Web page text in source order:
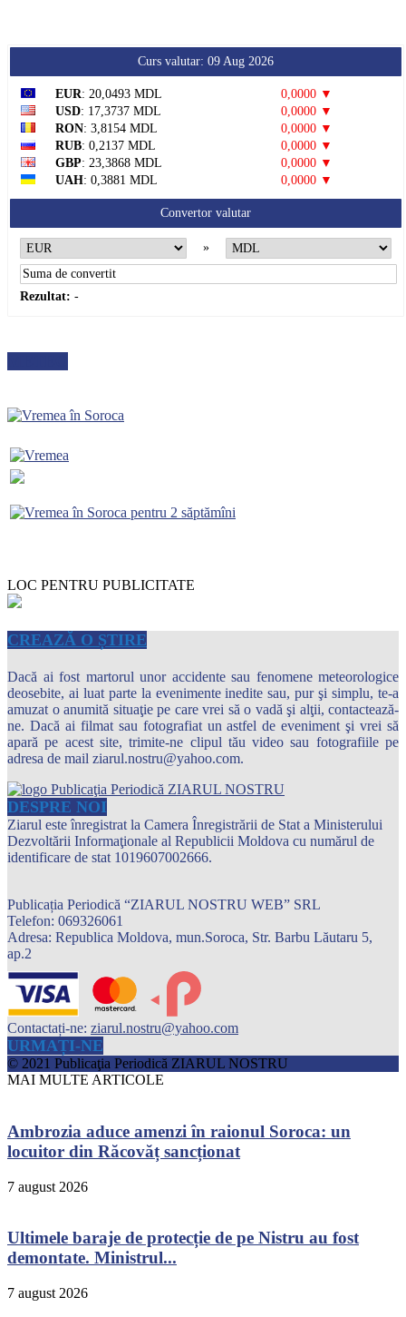
Curs valutar: 09 Aug 2026
EUR: 20,0493 MDL
0,0000 ▼
USD: 17,3737 MDL
0,0000 ▼
RON: 3,8154 MDL
0,0000 ▼
RUB: 0,2137 MDL
0,0000 ▼
GBP: 23,3868 MDL
0,0000 ▼
UAH: 0,3881 MDL 0,0000 ▼
Convertor valutar
»
Rezultat: -
LOC PENTRU PUBLICITATE
CREAZĂ O ȘTIRE
Dacă ai fost martorul unor accidente sau fenomene meteorologice
deosebite, ai luat parte la evenimente inedite sau, pur şi simplu, te-a
amuzat o anumită situaţie pe care vrei să o vadă şi alţii, contactează-
ne. Dacă ai filmat sau fotografiat un astfel de eveniment şi vrei să
apară pe acest site, trimite-ne clipul tău video sau fotografiile pe
adresa de mail ziarul.nostru@yahoo.com.
DESPRE NOI
Ziarul este înregistrat la Camera Înregistrării de Stat a Ministerului
Dezvoltării Informaţionale al Republicii Moldova cu numărul de
identificare de stat 1019607002666.
Publicația Periodică “ZIARUL NOSTRU WEB” SRL
Telefon: 069326061
Adresa: Republica Moldova, mun.Soroca, Str. Barbu Lăutaru 5,
ap.2
Contactați-ne: ziarul.nostru@yahoo.com
URMAȚI-NE
© 2021 Publicaţia Periodică ZIARUL NOSTRU
MAI MULTE ARTICOLE
Ambrozia aduce amenzi în raionul Soroca: un
locuitor din Răcovăț sancționat
7 august 2026
Ultimele baraje de protecție de pe Nistru au fost
demontate. Ministrul...
7 august 2026